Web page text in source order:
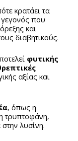
κρατάει τα
που
και
διαβητικούς.
φυτικής
αξίας και
, όπως η
η τρυπτοφάνη,
λυσίνη.